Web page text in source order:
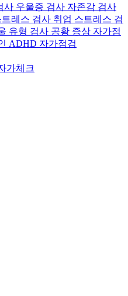
사 우울증 검사 자존감 검사
트레스 검사 취업 스트레스 검
유형 검사 공황 증상 자가점
ADHD 자가점검
가체크